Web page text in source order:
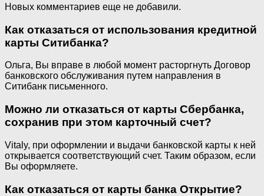
Новых комментариев еще не добавили.
Как отказаться от использования кредитной
карты Ситибанка?
Ольга, Вы вправе в любой момент расторгнуть Договор
банковского обслуживания путем направления в
Ситибанк письменного.
Можно ли отказаться от карты Сбербанка,
сохранив при этом карточный счет?
Vitaly, при оформлении и выдачи банковской карты к ней
открывается соответствующий счет. Таким образом, если
Вы оформляете.
Как отказаться от карты банка Открытие?